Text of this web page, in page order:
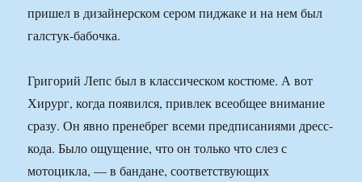
пришел в дизайнерском сером пиджаке и на нем был
галстук-бабочка.
Григорий Лепс был в классическом костюме. А вот
Хирург, когда появился, привлек всеобщее внимание
сразу. Он явно пренебрег всеми предписаниями дресс-
кода. Было ощущение, что он только что слез с
мотоцикла, — в бандане, соответствующих